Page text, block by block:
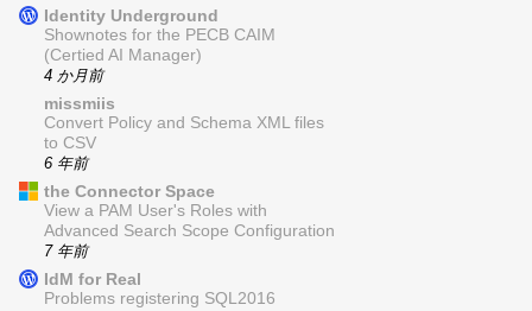
Identity Underground
Shownotes for the PECB CAIM
(Certied AI Manager)
4 か月前
missmiis
Convert Policy and Schema XML files
to CSV
6 年前
the Connector Space
View a PAM User's Roles with
Advanced Search Scope Configuration
7 年前
IdM for Real
Problems registering SQL2016